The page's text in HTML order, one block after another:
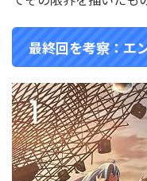
最終回を考察：エ